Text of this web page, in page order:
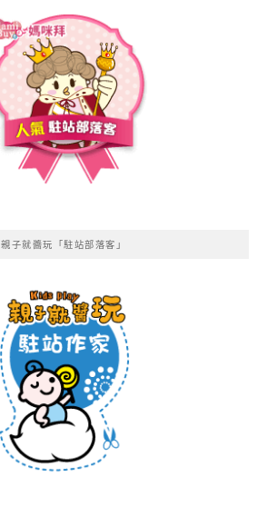
親子就醬玩「駐站部落客」